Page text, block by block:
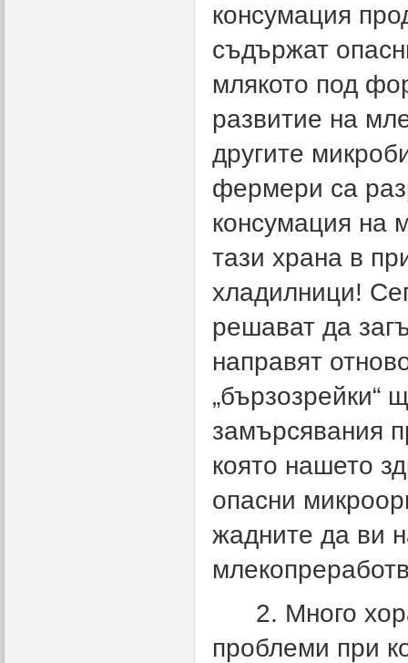
консумация
съдържат
млякото под
развитие на
другите
фермери са
консумация на
тази храна в
хладилници!
решават да
направят
„бързозрейки“
замърсявания
която нашето
опасни
жадните да ви
2. Много
проблеми при